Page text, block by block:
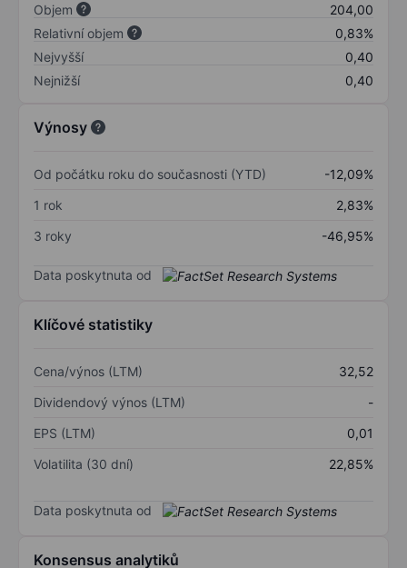
Objem
204,00
Relativní objem
0,83%
Nejvyšší
0,40
Nejnižší
0,40
Výnosy
Od počátku roku do současnosti (YTD)
-12,09%
1 rok
2,83%
3 roky
-46,95%
Data poskytnuta od
Klíčové statistiky
Cena/výnos (LTM)
32,52
Dividendový výnos (LTM)
-
EPS (LTM)
0,01
Volatilita (30 dní)
22,85%
Data poskytnuta od
Konsensus analytiků